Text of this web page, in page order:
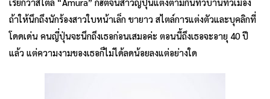
ถ้าให้นึกถึงนักร้องสาวใบหน้าเล็ก ขายาว สไตล์การแต่งตัวและบุคลิกที่
โดดเด่น คนญี่ปุ่นจะนึกถึงเธอก่อนเสมอค่ะ ตอนนี้ถึงเธอจะอายุ 40 ปี
แล้ว แต่ความงามของเธอก็ไม่ได้ลดน้อยลงแต่อย่างใด